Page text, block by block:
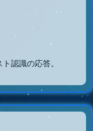
認識の応答。